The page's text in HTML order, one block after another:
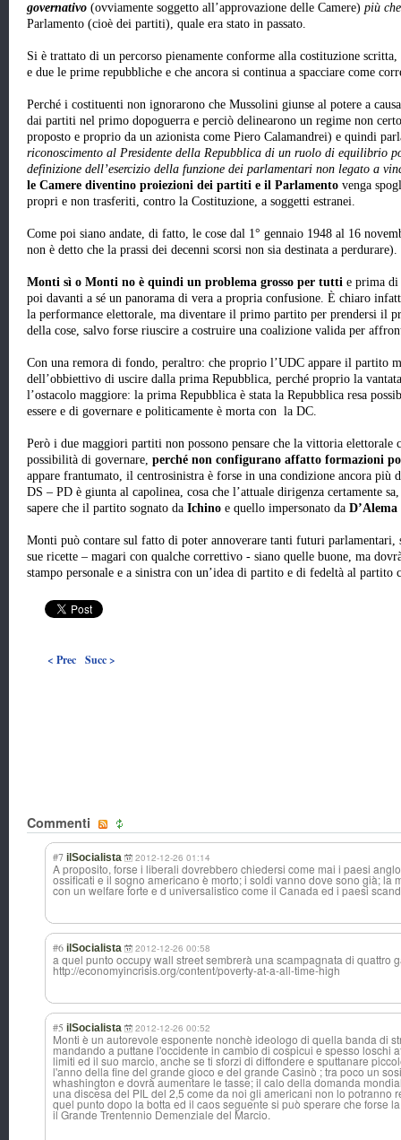
governativo (ovviamente soggetto all’approvazione delle Camere) più
Parlamento (cioè dei partiti), quale era stato in passato.
Si è trattato di un percorso pienamente conforme alla costituzione
e due le prime repubbliche e che ancora si continua a spacciare come
Perché i costituenti non ignorarono che Mussolini giunse al potere a
dai partiti nel primo dopoguerra e perciò delinearono un regime non
proposto e proprio da un azionista come Piero Calamandrei) e quindi
riconoscimento al Presidente della Repubblica di un ruolo di equilibrio
definizione dell’esercizio della funzione dei parlamentari non legato a
le Camere diventino proiezioni dei partiti e il Parlamento venga
propri e non trasferiti, contro la Costituzione, a soggetti estranei.
Come poi siano andate, di fatto, le cose dal 1° gennaio 1948 al 16
non è detto che la prassi dei decenni scorsi non sia destinata a perdurare).
Monti sì o Monti no è quindi un problema grosso per tutti e prima
poi davanti a sé un panorama di vera a propria confusione. È chiaro
la performance elettorale, ma diventare il primo partito per prendersi il
della cose, salvo forse riuscire a costruire una coalizione valida per
Con una remora di fondo, peraltro: che proprio l’UDC appare il partito
dell’obbiettivo di uscire dalla prima Repubblica, perché proprio la vantata
l’ostacolo maggiore: la prima Repubblica è stata la Repubblica resa
essere e di governare e politicamente è morta con la DC.
Però i due maggiori partiti non possono pensare che la vittoria elettorale
possibilità di governare, perché non configurano affatto formazioni
appare frantumato, il centrosinistra è forse in una condizione ancora
DS – PD è giunta al capolinea, cosa che l’attuale dirigenza certamente
sapere che il partito sognato da Ichino e quello impersonato da D’Alema
Monti può contare sul fatto di poter annoverare tanti futuri parlamentari,
sue ricette – magari con qualche correttivo - siano quelle buone, ma
stampo personale e a sinistra con un’idea di partito e di fedeltà al
< Prec Succ >
Commenti
#7 ilSocialista 2012-12-26 01:14
A proposito, forse i liberali dovrebbero chiedersi come mai i paesi
ossificati e il sogno americano è morto; i soldi vanno dove sono già; la
con un welfare forte e d universalistico come il Canada ed i paesi
#6 ilSocialista 2012-12-26 00:58
a quel punto occupy wall street sembrerà una scampagnata di quattro
http://economyincrisis.org/content/poverty-at-a-all-time-high
#5 ilSocialista 2012-12-26 00:52
Monti è un autorevole esponente nonchè ideologo di quella banda di
mandando a puttane l'occidente in cambio di cospicui e spesso loschi
limiti ed il suo marcio, anche se ti sforzi di diffondere e sputtanare
l'anno della fine del grande gioco e del grande Casinò ; tra poco un
whashington e dovrà aumentare le tasse; il calo della domanda
una discesa del PIL del 2,5 come da noi gli americani non lo potranno
quel punto dopo la botta ed il caos seguente si può sperare che forse
il Grande Trentennio Demenziale del Marcio.